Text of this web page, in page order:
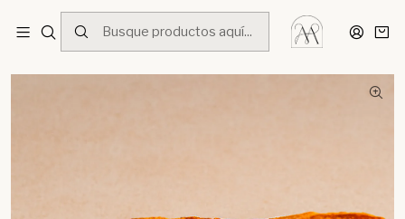
Pan Ciabatta